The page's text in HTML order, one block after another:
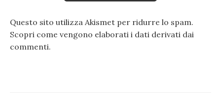
Questo sito utilizza Akismet per ridurre lo spam.
Scopri come vengono elaborati i dati derivati dai
commenti.